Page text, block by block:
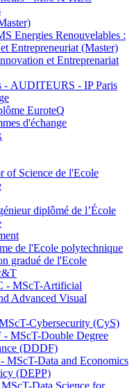
Energies Renouvelables :
Entrepreneuriat (Master)
et Entreprenariat
- AUDITEURS - IP Paris
EuroteQ
d'échange
of Science de l'Ecole
diplômé de l’École
de l'Ecole polytechnique
gradué de l'Ecole
- MScT-Artificial
Advanced Visual
Cybersecurity (CyS)
MScT-Double Degree
(DDDF)
MScT-Data and Economics
(DEPP)
Data Science for